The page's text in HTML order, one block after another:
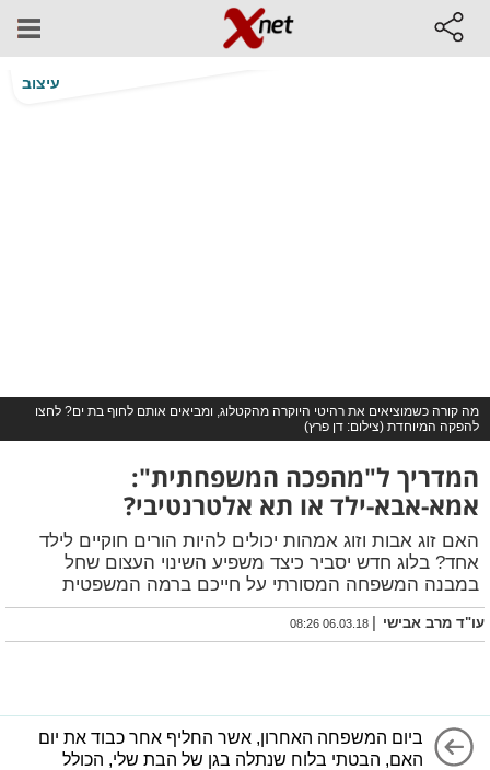
עיצוב
מה קורה כשמוציאים את רהיטי היוקרה מהקטלוג, ומביאים אותם לחוף בת ים? לחצו
להפקה המיוחדת (צילום: דן פרץ)
המדריך ל"מהפכה המשפחתית":
אמא-אבא-ילד או תא אלטרנטיבי?
האם זוג אבות וזוג אמהות יכולים להיות הורים חוקיים לילד
אחד? בלוג חדש יסביר כיצד משפיע השינוי העצום שחל
במבנה המשפחה המסורתי על חייכם ברמה המשפטית
עו"ד מרב אבישי |
06.03.18 08:26
ביום המשפחה האחרון, אשר החליף אחר כבוד את יום
האם, הבטתי בלוח שנתלה בגן של הבת שלי, הכולל